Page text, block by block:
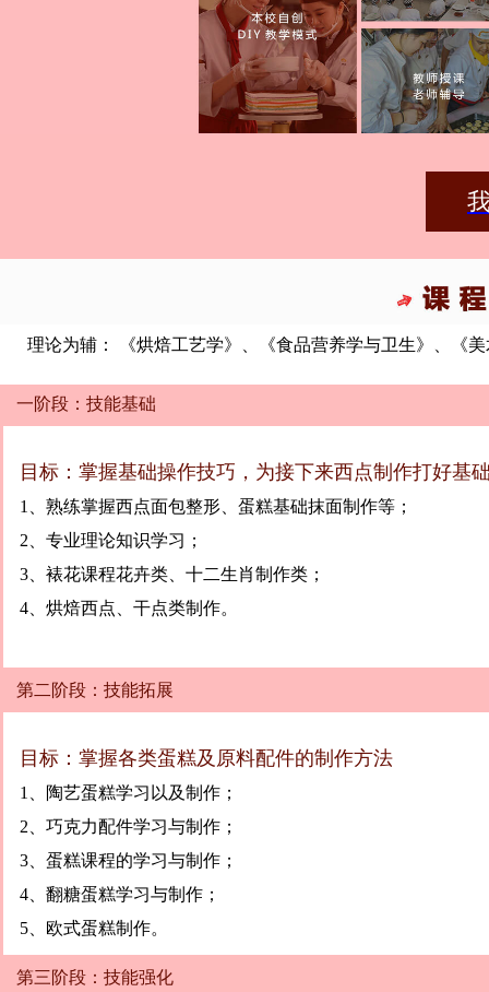
理论为辅： 《烘焙工艺学》、《食品营养学与卫生》、《
一阶段：技能基础
目标：掌握基础操作技巧，为接下来西点制作打好基
1、熟练掌握西点面包整形、蛋糕基础抹面制作等；
2、专业理论知识学习；
3、裱花课程花卉类、十二生肖制作类；
4、烘焙西点、干点类制作。
第二阶段：技能拓展
目标：掌握各类蛋糕及原料配件的制作方法
1、陶艺蛋糕学习以及制作；
2、巧克力配件学习与制作；
3、蛋糕课程的学习与制作；
4、翻糖蛋糕学习与制作；
5、欧式蛋糕制作。
第三阶段：技能强化